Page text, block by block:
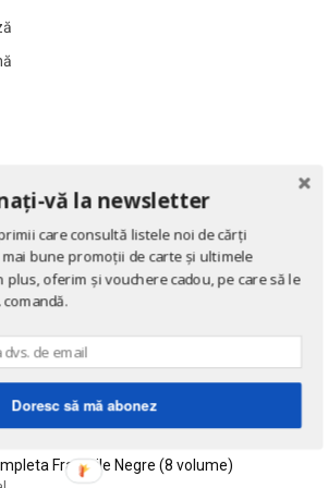
Cele patru carti clasice ale Chinei
Fracurile Negre (8 volume)
vă la newsletter
care consultă listele noi de cărți
bune promoții de carte și ultimele
oferim și vouchere cadou, pe care să le
Doresc să mă abonez